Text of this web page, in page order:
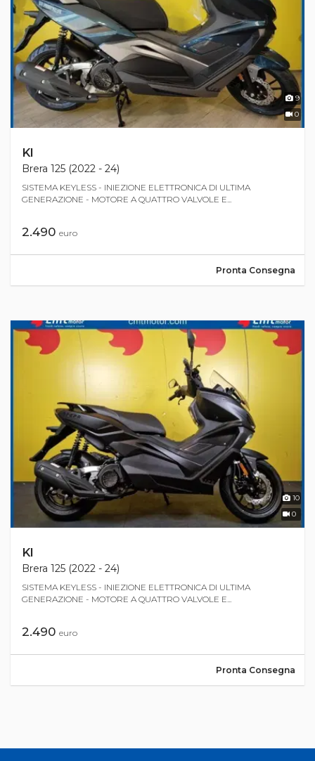
9
0
Kl
Brera 125 (2022 - 24)
SISTEMA KEYLESS - INIEZIONE ELETTRONICA DI ULTIMA
GENERAZIONE - MOTORE A QUATTRO VALVOLE E...
2.490 euro
Pronta Consegna
10
0
Kl
Brera 125 (2022 - 24)
SISTEMA KEYLESS - INIEZIONE ELETTRONICA DI ULTIMA
GENERAZIONE - MOTORE A QUATTRO VALVOLE E...
2.490 euro
Pronta Consegna